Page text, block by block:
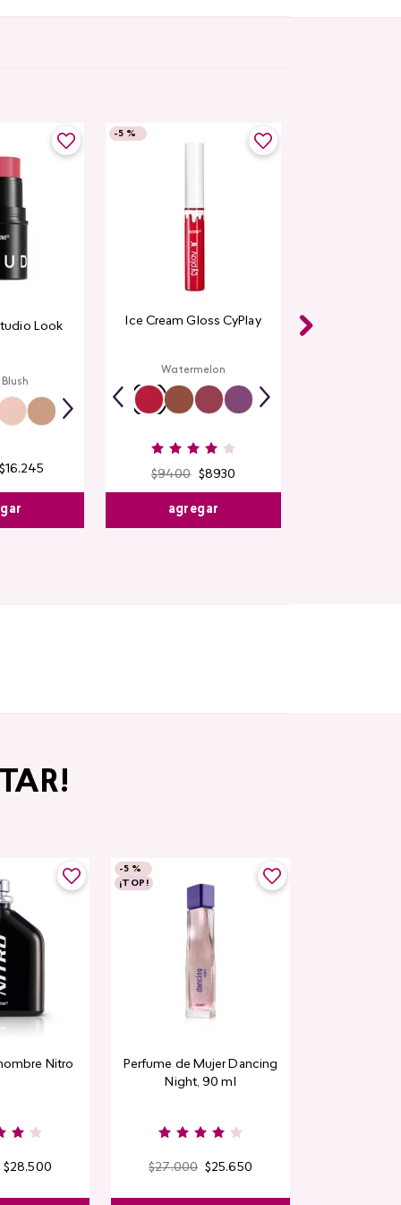
Look
$16.245
-5 %
Ice Cream Gloss CyPlay
Watermelon
$9400 $8930
agregar
Nitro
$28.500
-5 %
¡TOP!
Perfume de Mujer Dancing
Night, 90 ml
$27.000 $25.650